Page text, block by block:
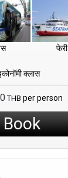
फेरी
क्लास
THB per person
Book